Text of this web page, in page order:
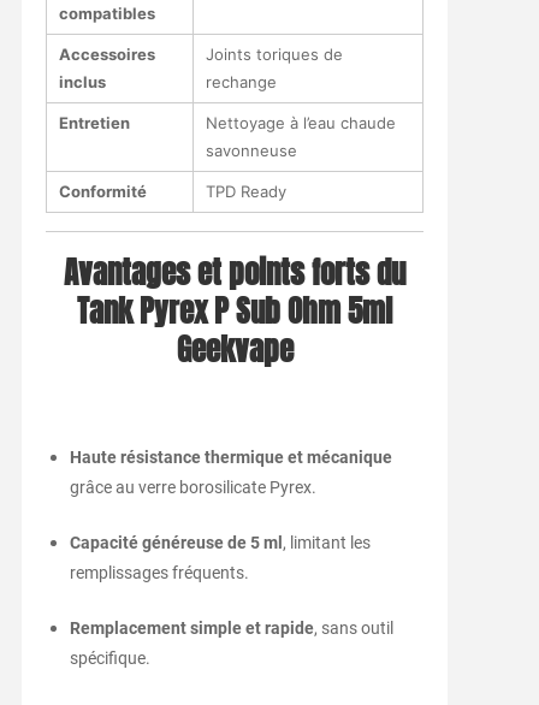
compatibles
Accessoires
inclus
Joints toriques de
rechange
Entretien
Nettoyage à l’eau chaude
savonneuse
Conformité TPD Ready
Avantages et points forts du
Tank Pyrex P Sub Ohm 5ml
Geekvape
Haute résistance thermique et mécanique
grâce au verre borosilicate Pyrex.
Capacité généreuse de 5 ml , limitant les
remplissages fréquents.
Remplacement simple et rapide, sans outil
spécifique.